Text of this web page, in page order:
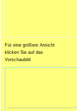
Für eine größere Ansicht
klicken Sie auf das
Vorschaubild